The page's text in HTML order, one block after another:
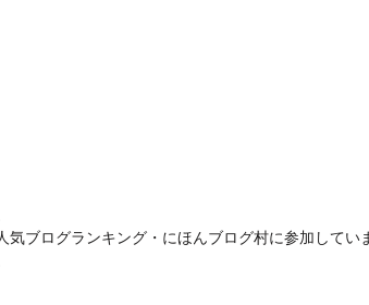
気ブログランキング・にほんブログ村に参加してい